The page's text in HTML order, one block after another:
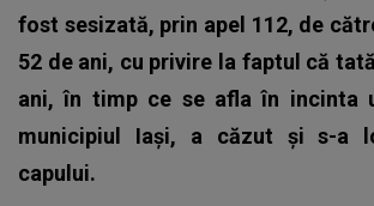
fost sesizată, prin apel 112, de
52 de ani, cu privire la faptul că
ani, în timp ce se afla în incinta
municipiul Iași, a căzut și s-a
capului.